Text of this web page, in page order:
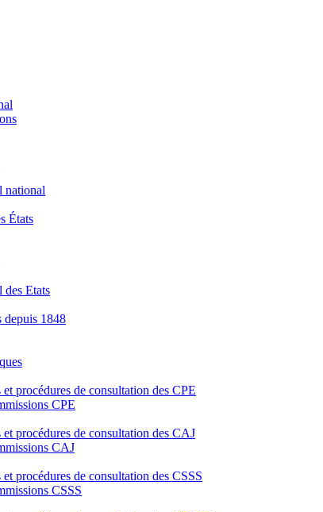
national
États
Etats
depuis 1848
et procédures de consultation des CPE
CPE
et procédures de consultation des CAJ
CAJ
et procédures de consultation des CSSS
CSSS